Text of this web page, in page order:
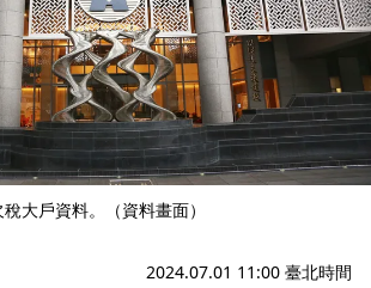
大戶資料。（資料畫面）
2024.07.01 11:00 臺北時間